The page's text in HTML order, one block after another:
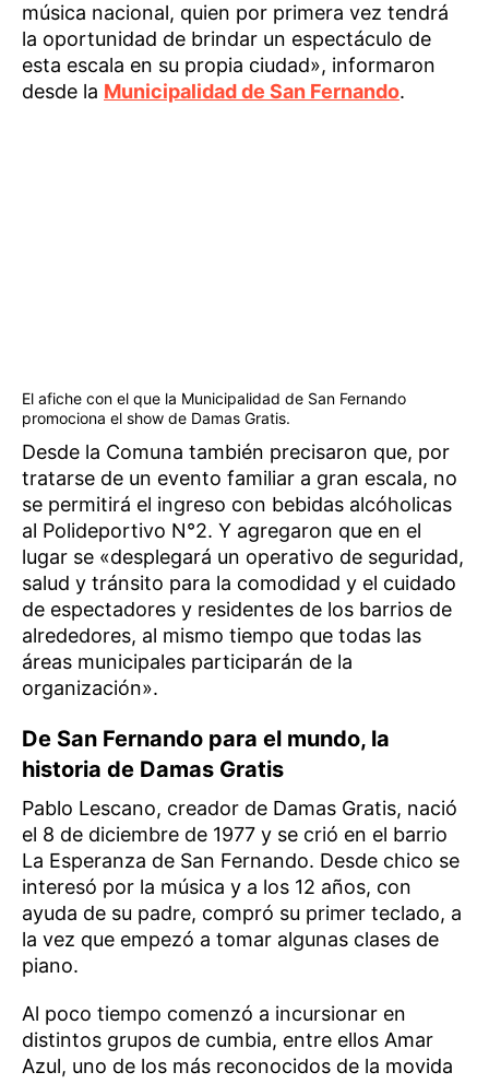
música nacional, quien por primera vez tendrá
la oportunidad de brindar un espectáculo de
esta escala en su propia ciudad», informaron
desde la Municipalidad de San Fernando.
El afiche con el que la Municipalidad de San Fernando
promociona el show de Damas Gratis.
Desde la Comuna también precisaron que, por
tratarse de un evento familiar a gran escala, no
se permitirá el ingreso con bebidas alcóholicas
al Polideportivo N°2. Y agregaron que en el
lugar se «desplegará un operativo de seguridad,
salud y tránsito para la comodidad y el cuidado
de espectadores y residentes de los barrios de
alrededores, al mismo tiempo que todas las
áreas municipales participarán de la
organización».
De San Fernando para el mundo, la
historia de Damas Gratis
Pablo Lescano, creador de Damas Gratis, nació
el 8 de diciembre de 1977 y se crió en el barrio
La Esperanza de San Fernando. Desde chico se
interesó por la música y a los 12 años, con
ayuda de su padre, compró su primer teclado, a
la vez que empezó a tomar algunas clases de
piano.
Al poco tiempo comenzó a incursionar en
distintos grupos de cumbia, entre ellos Amar
Azul, uno de los más reconocidos de la movida